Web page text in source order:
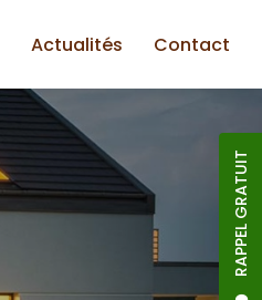
RAPPEL GRATUIT
Actualités Contact